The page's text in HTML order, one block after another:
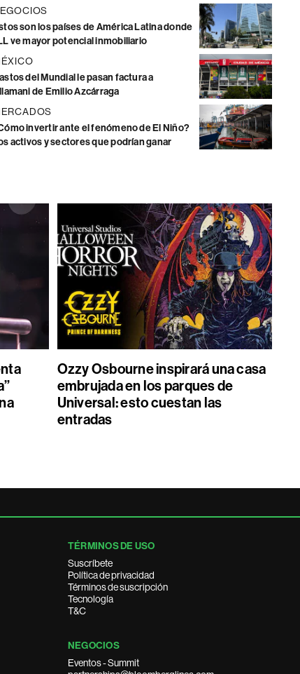
son los países de América Latina donde
ve mayor potencial inmobiliario
del Mundial le pasan factura a
de Emilio Azcárraga
invertir ante el fenómeno de El Niño?
activos y sectores que podrían ganar
Ozzy Osbourne inspirará una casa
embrujada en los parques de
Universal: esto cuestan las
entradas
TÉRMINOS DE USO
Suscríbete
Política de privacidad
Términos de suscripción
Tecnología
T&C
NEGOCIOS
Eventos - Summit